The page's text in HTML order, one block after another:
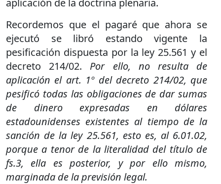
aplicación de la doctrina plenaria.
Recordemos que el pagaré que ahora se
ejecutó se libró estando vigente la
pesificación dispuesta por la ley 25.561 y el
decreto 214/02. Por ello, no resulta de
aplicación el art. 1º del decreto 214/02, que
pesificó todas las obligaciones de dar sumas
de dinero expresadas en dólares
estadounidenses existentes al tiempo de la
sanción de la ley 25.561, esto es, al 6.01.02,
porque a tenor de la literalidad del título de
fs.3, ella es posterior, y por ello mismo,
marginada de la previsión legal.